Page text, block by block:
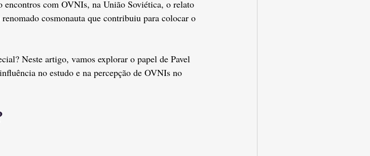
com OVNIs, na União Soviética, o relato
cosmonauta que contribuiu para colocar o
Neste artigo, vamos explorar o papel de Pavel
no estudo e na percepção de OVNIs no